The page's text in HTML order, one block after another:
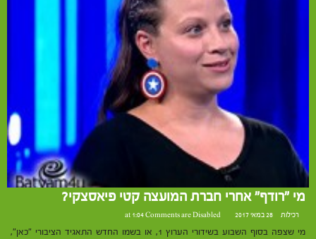
מי "רודף" אחרי חברת המועצה קטי פיאסצקי?
רכילות 28 במאי 2017 at 1:04 Comments are Disabled
מי שצפה בסוף השבוע בשידורי הערוץ 1, או בשמו החדש התאגיד הציבורי "כאן",